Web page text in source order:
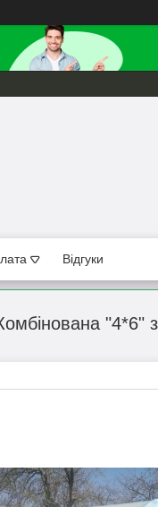
Відгуки
"4*6"